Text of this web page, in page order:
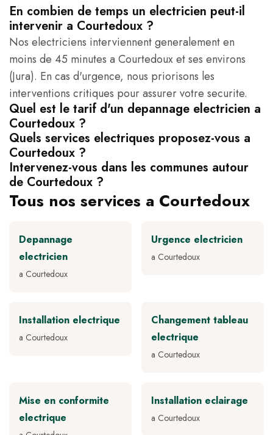
En combien de temps un electricien peut-il
intervenir a Courtedoux ?
Nos electriciens interviennent generalement en
moins de 45 minutes a Courtedoux et ses environs
(Jura). En cas d'urgence, nous priorisons les
interventions critiques pour assurer votre securite.
Quel est le tarif d'un depannage electricien a
Courtedoux ?
Quels services electriques proposez-vous a
Courtedoux ?
Intervenez-vous dans les communes autour
de Courtedoux ?
Tous nos services a Courtedoux
Depannage
electricien
a Courtedoux
Urgence electricien
a Courtedoux
Installation electrique
a Courtedoux
Changement tableau
electrique
a Courtedoux
Mise en conformite
electrique
Installation eclairage
a Courtedoux